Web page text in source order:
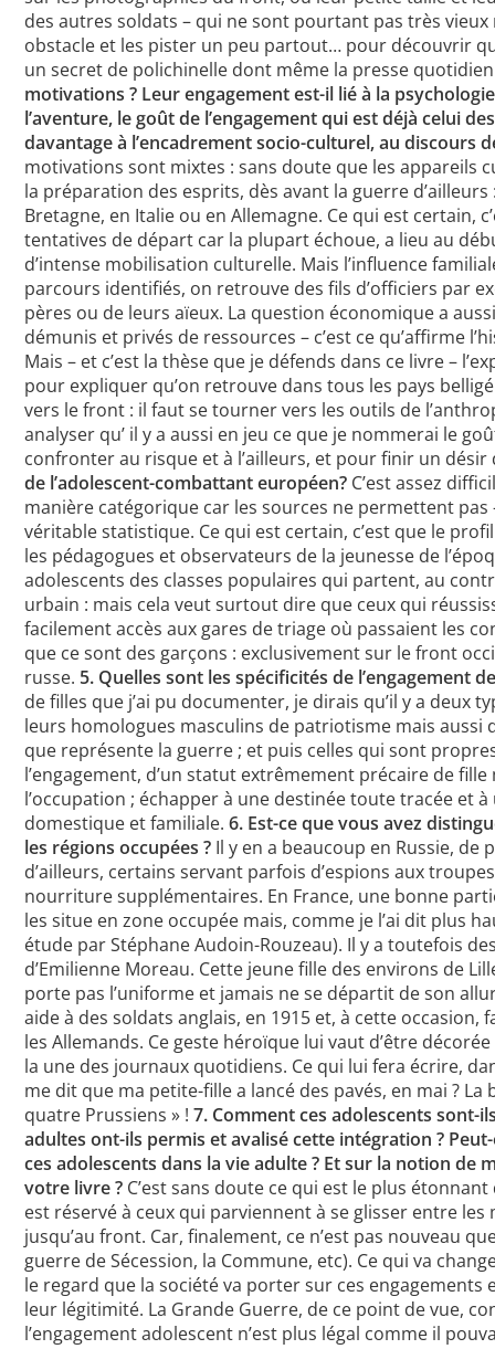
des autres soldats – qui ne sont pourtant pas très
obstacle et les pister un peu partout… pour découvrir
un secret de polichinelle dont même la presse
motivations ? Leur engagement est-il lié à la
l’aventure, le goût de l’engagement qui est déjà celui
davantage à l’encadrement socio-culturel, au discours
motivations sont mixtes : sans doute que les
la préparation des esprits, dès avant la guerre
Bretagne, en Italie ou en Allemagne. Ce qui est certain,
tentatives de départ car la plupart échoue, a lieu au
d’intense mobilisation culturelle. Mais l’influence
parcours identifiés, on retrouve des fils d’officiers par
pères ou de leurs aïeux. La question économique a
démunis et privés de ressources – c’est ce qu’affirme
Mais – et c’est la thèse que je défends dans ce livre –
pour expliquer qu’on retrouve dans tous les pays
vers le front : il faut se tourner vers les outils de
analyser qu’ il y a aussi en jeu ce que je nommerai le
confronter au risque et à l’ailleurs, et pour finir un
de l’adolescent-combattant européen? C’est assez
manière catégorique car les sources ne permettent
véritable statistique. Ce qui est certain, c’est que le
les pédagogues et observateurs de la jeunesse de
adolescents des classes populaires qui partent, au
urbain : mais cela veut surtout dire que ceux qui
facilement accès aux gares de triage où passaient les
que ce sont des garçons : exclusivement sur le front
russe. 5. Quelles sont les spécificités de l’engagement
de filles que j’ai pu documenter, je dirais qu’il y a deux
leurs homologues masculins de patriotisme mais aussi
que représente la guerre ; et puis celles qui sont
l’engagement, d’un statut extrêmement précaire de
l’occupation ; échapper à une destinée toute tracée et
domestique et familiale.6. Est-ce que vous avez
les régions occupées ? Il y en a beaucoup en Russie, de
d’ailleurs, certains servant parfois d’espions aux
nourriture supplémentaires. En France, une bonne
les situe en zone occupée mais, comme je l’ai dit plus
étude par Stéphane Audoin-Rouzeau). Il y a toutefois
d’Emilienne Moreau. Cette jeune fille des environs de
porte pas l’uniforme et jamais ne se départit de son
aide à des soldats anglais, en 1915 et, à cette
les Allemands. Ce geste héroïque lui vaut d’être
la une des journaux quotidiens. Ce qui lui fera écrire,
me dit que ma petite-fille a lancé des pavés, en mai ? La
quatre Prussiens » !7. Comment ces adolescents sont-
adultes ont-ils permis et avalisé cette intégration ?
ces adolescents dans la vie adulte ? Et sur la notion de
votre livre ? C’est sans doute ce qui est le plus
est réservé à ceux qui parviennent à se glisser entre
jusqu’au front. Car, finalement, ce n’est pas nouveau
guerre de Sécession, la Commune, etc). Ce qui va
le regard que la société va porter sur ces
leur légitimité. La Grande Guerre, de ce point de vue,
l’engagement adolescent n’est plus légal comme il